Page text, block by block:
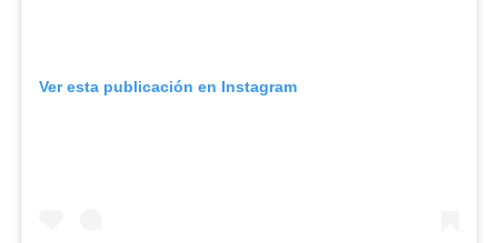
Ver esta publicación en Instagram